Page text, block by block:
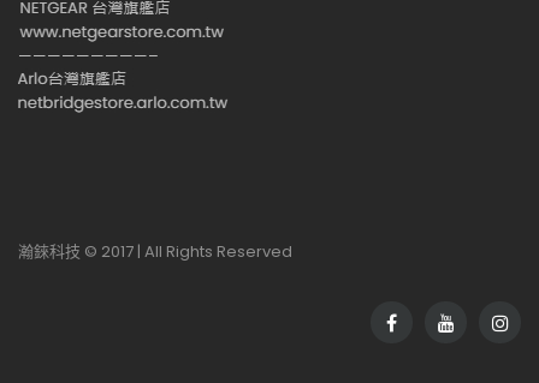
—————————–
瀚錸科技 © 2017 | All Rights Reserved